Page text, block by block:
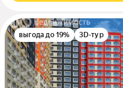
выгода до 19% 3D-тур